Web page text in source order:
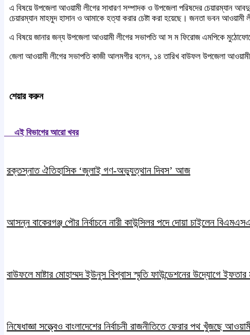
এ বিষয়ে উপজেলা আওয়ামী লীগের সাধারণ সম্পাদক ও উপজেলা পরিষদের চেয়ারম্যান
চেয়ারম্যান মাহমুদ হাসান ও আমাকে হত্যা করার চেষ্টা করা হয়েছে। জনতা ভবন আওয়ামী
এ বিষয়ে জানার জন্য উপজেলা আওয়ামী লীগের সভাপতি আ স ম ফিরোজ এমপিকে
জেলা আওয়ামী লীগের সভাপতি কাজী আলমগীর বলেন, ১৪ তারিখ বাউফল উপজেলা
শেয়ার করুন
এই বিভাগের আরো খবর
রক্তস্নাত ঐতিহাসিক ‌‘জুলাই গণ-অভ্যুত্থান দিবস’ আজ
আসন্ন বাকেরগঞ্জ পৌর নির্বাচনে নারী কাউন্সিলর পদে দোয়া চাইলেন
বাউফলে মাষ্টার মোহাম্মদ ইউনুস বিশ্বাস স্মৃতি ফাউন্ডেশনের উদ্যােগে
নিষেধাজ্ঞা সত্ত্বেও বাংলাদেশের নির্বাচনী রাজনীতিতে ফেরার পথ খুঁজছে